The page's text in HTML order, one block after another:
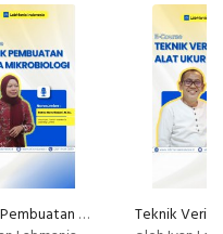
Teknik Pembuatan Media Mikrobiologi